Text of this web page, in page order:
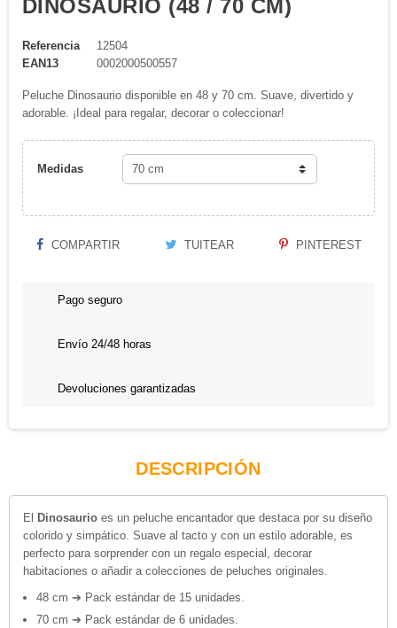
DINOSAURIO (48 / 70 CM)
Referencia
12504
EAN13
0002000500557
Peluche Dinosaurio disponible en 48 y 70 cm. Suave, divertido y
adorable. ¡Ideal para regalar, decorar o coleccionar!
Medidas
COMPARTIR TUITEAR PINTEREST
Pago seguro
Envío 24/48 horas
Devoluciones garantizadas
DESCRIPCIÓN
El Dinosaurio es un peluche encantador que destaca por su diseño
colorido y simpático. Suave al tacto y con un estilo adorable, es
perfecto para sorprender con un regalo especial, decorar
habitaciones o añadir a colecciones de peluches originales.
48 cm ➔ Pack estándar de 15 unidades.
70 cm ➔ Pack estándar de 6 unidades.